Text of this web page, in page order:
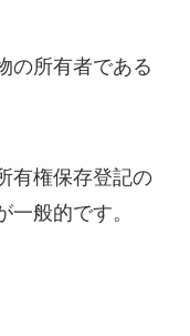
の所有者である
有権保存登記の
般的です。